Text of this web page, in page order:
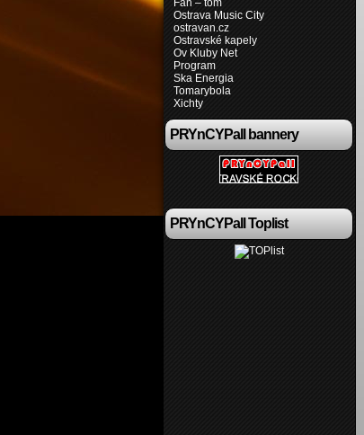
Fan – tom
Ostrava Music City
ostravan.cz
Ostravské kapely
Ov Kluby Net
Program
Ska Energia
Tomarybola
Xichty
PRYnCYPall bannery
PRYnCYPall Toplist